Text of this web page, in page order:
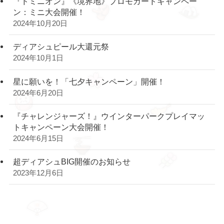
ン：ミニ大会開催！
2024年10月20日
ディアシュピール大還元祭
2024年10月1日
星に願いを！「七夕キャンペーン」開催！
2024年6月20日
『チャレンジャーズ！』ウインターパークプレイマッ
トキャンペーン大会開催！
2024年6月15日
超ディアシュBIG開催のお知らせ
2023年12月6日